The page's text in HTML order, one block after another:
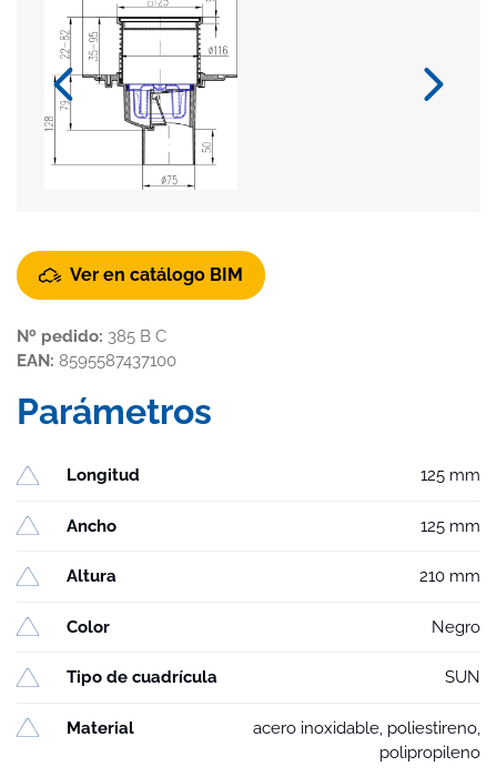
Ver en catálogo BIM
Nº pedido: 385 B C
EAN: 8595587437100
Parámetros
Longitud 125 mm
Ancho 125 mm
Altura 210 mm
Color Negro
Tipo de cuadrícula SUN
Material
acero inoxidable, poliestireno,
polipropileno